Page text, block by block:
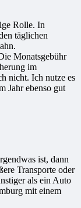
Rolle. In
täglichen
Monatsgebühr
im
nicht. Ich nutze es
Jahr ebenso gut
ist, dann
Transporte oder
als ein Auto
mit einem